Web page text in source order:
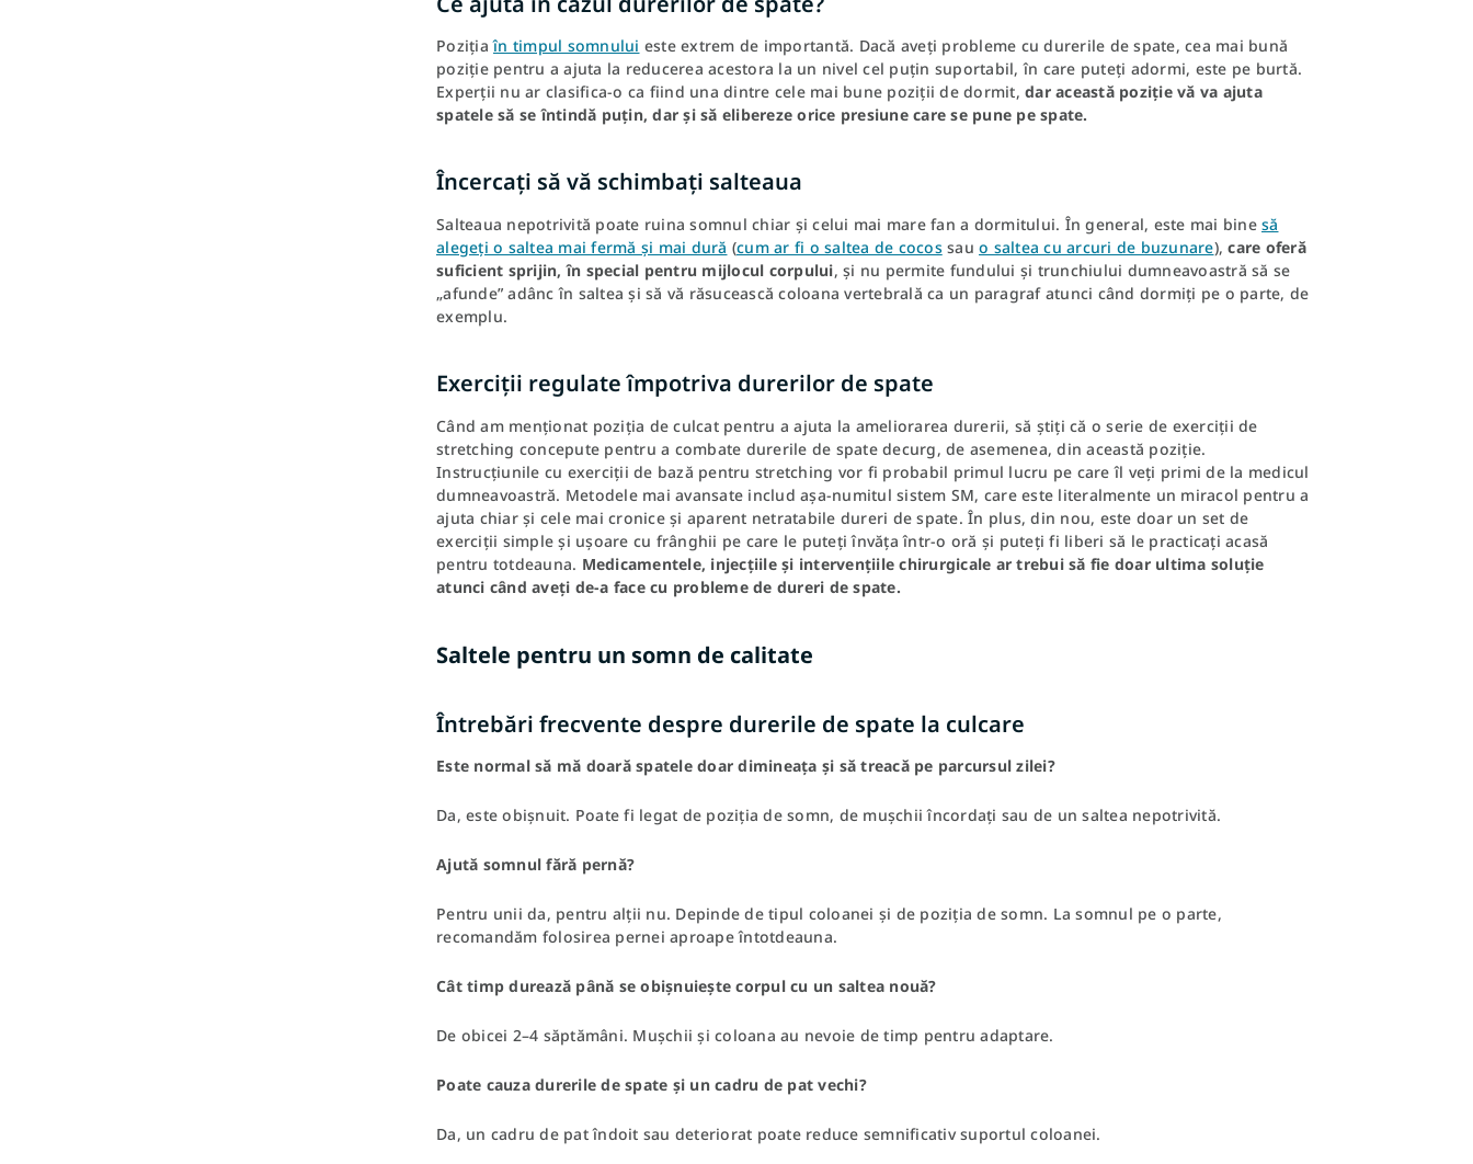
Pozițiaîn timpul somnului este extrem de importantă. Dacă aveți probleme cu durerile de spate, cea mai bună
poziție pentru a ajuta la reducerea acestora la un nivel cel puțin suportabil, în care puteți adormi, este pe burtă.
Experții nu ar clasifica-o ca fiind una dintre cele mai bune poziții de dormit, dar această poziție vă va ajuta
spatele să se întindă puțin, dar și să elibereze orice presiune care se pune pe spate.
Încercați să vă schimbați salteaua
Salteaua nepotrivită poate ruina somnul chiar și celui mai mare fan a dormitului. În general, este mai bine să
alegeți o saltea mai fermă și mai dură (cum ar fi o saltea de cocossau o saltea cu arcuri de buzunare),care oferă
suficient sprijin, în special pentru mijlocul corpului, și nu permite fundului și trunchiului dumneavoastră să se
„afunde” adânc în saltea și să vă răsucească coloana vertebrală ca un paragraf atunci când dormiți pe o parte, de
exemplu.
Exerciții regulate împotriva durerilor de spate
Când am menționat poziția de culcat pentru a ajuta la ameliorarea durerii, să știți că o serie de exerciții de
stretching concepute pentru a combate durerile de spate decurg, de asemenea, din această poziție.
Instrucțiunile cu exerciții de bază pentru stretching vor fi probabil primul lucru pe care îl veți primi de la medicul
dumneavoastră. Metodele mai avansate includ așa-numitul sistem SM, care este literalmente un miracol pentru a
ajuta chiar și cele mai cronice și aparent netratabile dureri de spate. În plus, din nou, este doar un set de
exerciții simple și ușoare cu frânghii pe care le puteți învăța într-o oră și puteți fi liberi să le practicați acasă
pentru totdeauna. Medicamentele, injecțiile și intervențiile chirurgicale ar trebui să fie doar ultima soluție
atunci când aveți de-a face cu probleme de dureri de spate.
Saltele pentru un somn de calitate
Întrebări frecvente despre durerile de spate la culcare
Este normal să mă doară spatele doar dimineața și să treacă pe parcursul zilei?
Da, este obișnuit. Poate fi legat de poziția de somn, de mușchii încordați sau de un saltea nepotrivită.
Ajută somnul fără pernă?
Pentru unii da, pentru alții nu. Depinde de tipul coloanei și de poziția de somn. La somnul pe o parte,
recomandăm folosirea pernei aproape întotdeauna.
Cât timp durează până se obișnuiește corpul cu un saltea nouă?
De obicei 2–4 săptămâni. Mușchii și coloana au nevoie de timp pentru adaptare.
Poate cauza durerile de spate și un cadru de pat vechi?
Da, un cadru de pat îndoit sau deteriorat poate reduce semnificativ suportul coloanei.